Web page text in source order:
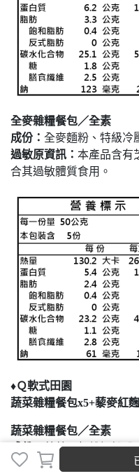
全麥雜糧餐包／全素
成份： 全麥麵粉、特級冷
過敏原資訊： 本產品含有
合其過敏體質食用。
♦Ｑ軟式田園
蔬菜雜糧餐包x5+藜麥紅
蔬菜雜糧餐包／全素
蔬菜五穀雜糧粉(
菜、油菜、葵花籽、玉米